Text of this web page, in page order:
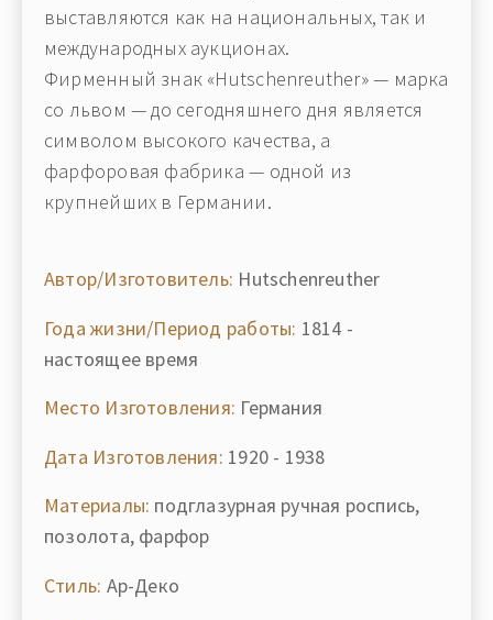
выставляются как на национальных, так и
международных аукционах.
Фирменный знак «Hutschenreuther» — марка
со львом — до сегодняшнего дня является
символом высокого качества, а
фарфоровая фабрика — одной из
крупнейших в Германии.
Автор/Изготовитель: Hutschenreuther
Года жизни/Период работы: 1814 -
настоящее время
Место Изготовления: Германия
Дата Изготовления: 1920 - 1938
Материалы: подглазурная ручная роспись,
позолота, фарфор
Стиль: Ар-Деко